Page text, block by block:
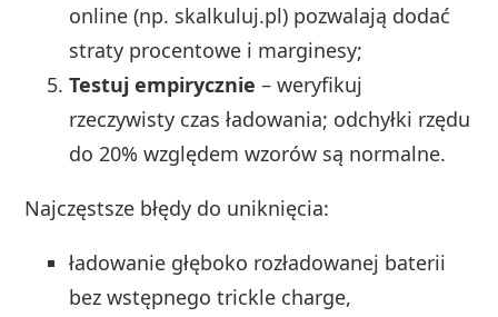
online (np. skalkuluj.pl) pozwalają dodać
straty procentowe i marginesy;
Testuj empirycznie – weryfikuj
rzeczywisty czas ładowania; odchyłki rzędu
do 20% względem wzorów są normalne.
Najczęstsze błędy do uniknięcia:
ładowanie głęboko rozładowanej baterii
bez wstępnego trickle charge,